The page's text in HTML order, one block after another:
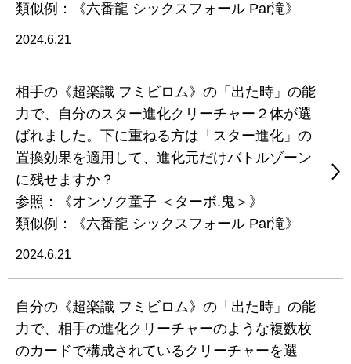
類似例：《六番龍 シックスフォール Par滝》
2024.6.21
相手の《超楽識 フミビロム》の「出た時」の能
力で、自分のスター進化クリーチャー２体が選
ばれました。下に重ねる方は「スター進化」の
置換効果を適用して、進化元だけバトルゾーン
に残せますか？
参照：《オンソク童子 ＜ターボ.鬼＞》
類似例：《六番龍 シックスフォール Par滝》
2024.6.21
自分の《超楽識 フミビロム》の「出た時」の能
力で、相手の進化クリーチャーのような複数枚
のカードで構成されているクリーチャーを選